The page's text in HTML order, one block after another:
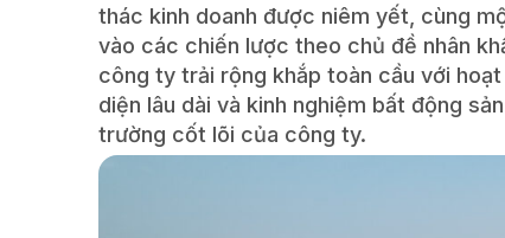
thác kinh doanh được niêm yết, cùng
vào các chiến lược theo chủ đề nhân
công ty trải rộng khắp toàn cầu với
diện lâu dài và kinh nghiệm bất động
trường cốt lõi của công ty.